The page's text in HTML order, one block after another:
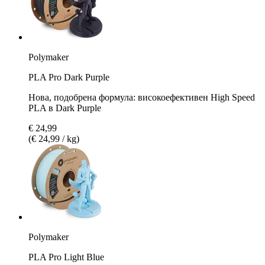
Polymaker
PLA Pro Dark Purple
Нова, подобрена формула: високоефективен High Speed
PLA в Dark Purple
€ 24,99
(€ 24,99 / kg)
Polymaker
PLA Pro Light Blue